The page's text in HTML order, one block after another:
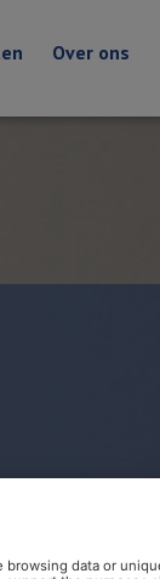
Over ons
browsing data or